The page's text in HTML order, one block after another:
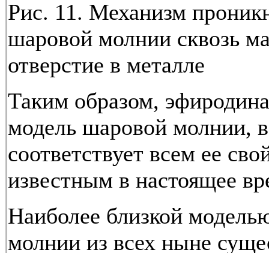
Рис. 11. Механизм
шаровой молнии сквозь
отверстие в металле
Таким образом,
модель шаровой молнии,
соответствует всем ее
известным в настоящее
Наиболее близкой
молнии из всех ныне